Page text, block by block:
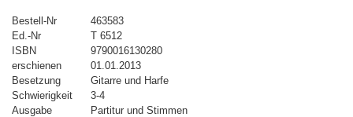
Bestell-Nr
463583
Ed.-Nr
T 6512
ISBN
9790016130280
erschienen
01.01.2013
Besetzung
Gitarre und Harfe
Schwierigkeit
3-4
Ausgabe
Partitur und Stimmen